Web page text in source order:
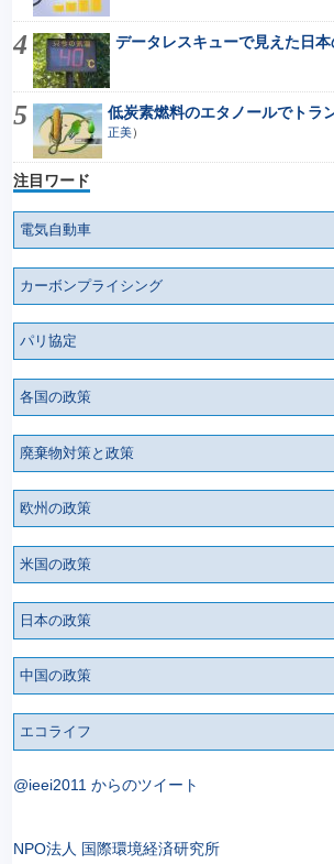
データレスキューで見えた日
低炭素燃料のエタノールでトラ
正美）
注目ワード
電気自動車
カーボンプライシング
パリ協定
各国の政策
廃棄物対策と政策
欧州の政策
米国の政策
日本の政策
中国の政策
エコライフ
@ieei2011 からのツイート
NPO法人 国際環境経済研究所